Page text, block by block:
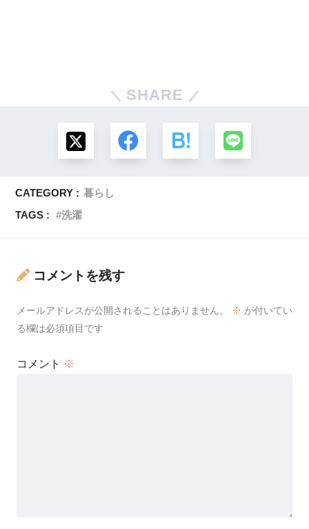
SHARE
CATEGORY : 暮らし
TAGS :
洗濯
コメントを残す
メールアドレスが公開されることはありません。 ※ が付いてい
る欄は必須項目です
コメント ※